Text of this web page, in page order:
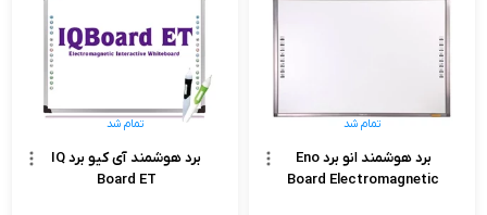
برد هوشمند انو برد Eno
Board Electromagnetic
تمام شد
برد هوشمند آی کیو برد IQ
Board ET
تمام شد